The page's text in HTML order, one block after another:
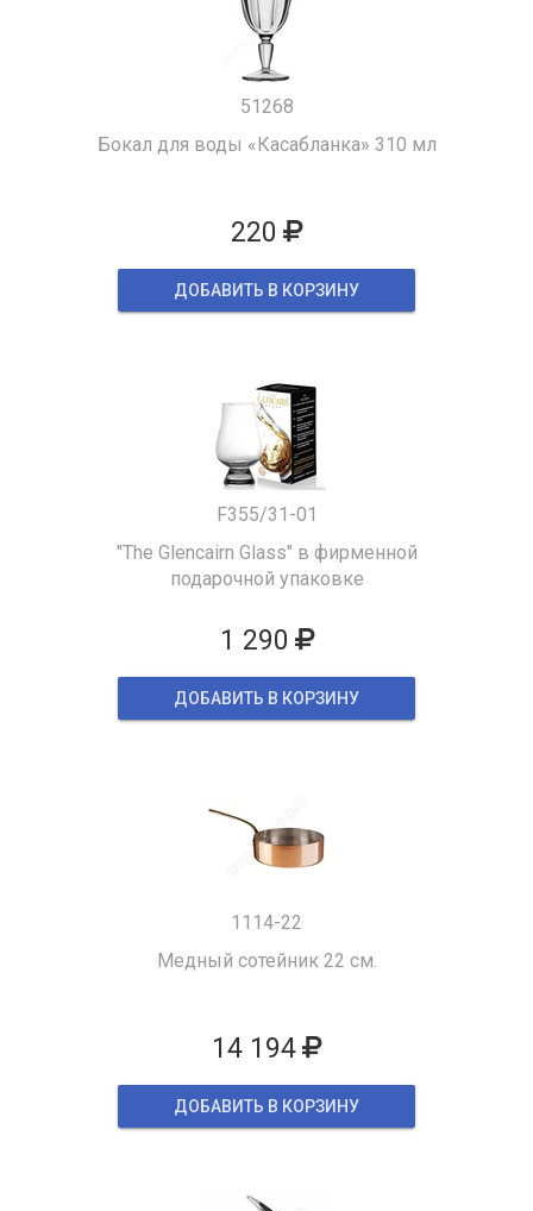
51268
Бокал для воды «Касабланка» 310 мл
220
ДОБАВИТЬ В КОРЗИНУ
F355/31-01
"The Glencairn Glass" в фирменной
подарочной упаковке
1 290
ДОБАВИТЬ В КОРЗИНУ
1114-22
Медный сотейник 22 см.
14 194
ДОБАВИТЬ В КОРЗИНУ